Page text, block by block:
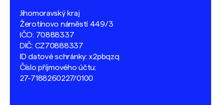
Jihomoravský kraj
Žerotínovo náměstí 449/3
IČO: 70888337
DIČ: CZ70888337
ID datové schránky: x2pbqzq
Číslo příjmového účtu:
27-7188260227/0100